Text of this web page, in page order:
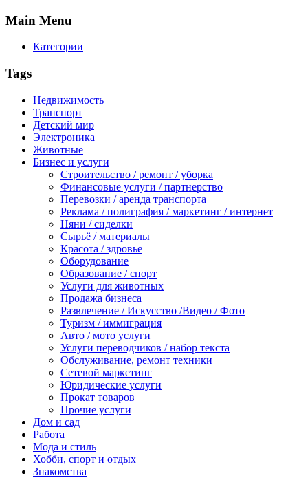
Main Menu
Категории
Tags
Недвижимость
Транспорт
Детский мир
Электроника
Животные
Бизнес и услуги
Строительство / ремонт / уборка
Финансовые услуги / партнерство
Перевозки / аренда транспорта
Реклама / полиграфия / маркетинг / интернет
Няни / сиделки
Сырьё / материалы
Красота / здровье
Оборудование
Образование / спорт
Услуги для животных
Продажа бизнеса
Развлечение / Искусство /Видео / Фото
Туризм / иммиграция
Авто / мото услуги
Услуги переводчиков / набор текста
Обслуживание, ремонт техники
Сетевой маркетинг
Юридические услуги
Прокат товаров
Прочие услуги
Дом и сад
Работа
Мода и стиль
Хобби, спорт и отдых
Знакомства